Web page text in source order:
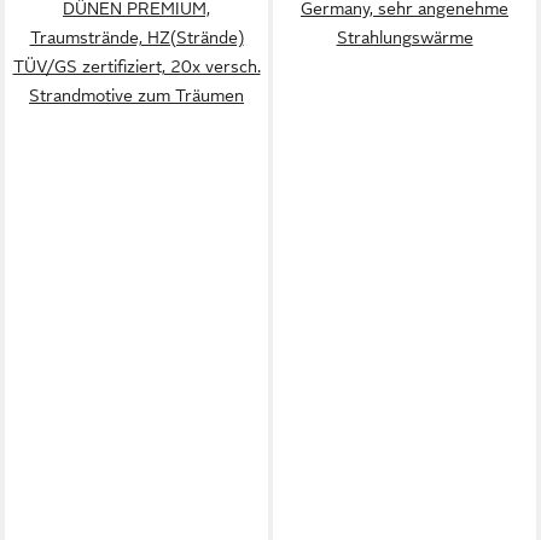
DÜNEN PREMIUM,
Traumstrände, HZ(Strände)
TÜV/GS zertifiziert, 20x versch.
Strandmotive zum Träumen
Germany, sehr angenehme
Strahlungswärme